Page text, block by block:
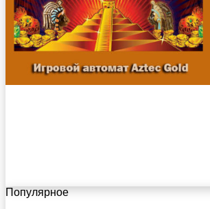
Популярное